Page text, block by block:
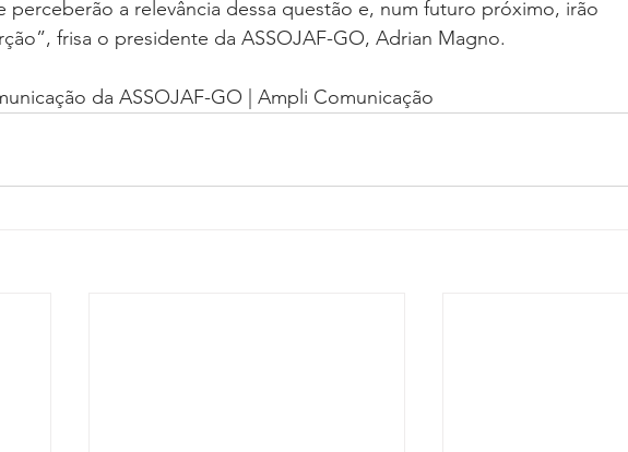
perceberão a relevância dessa questão e, num futuro próximo, irão
frisa o presidente da ASSOJAF-GO, Adrian Magno.
da ASSOJAF-GO | Ampli Comunicação